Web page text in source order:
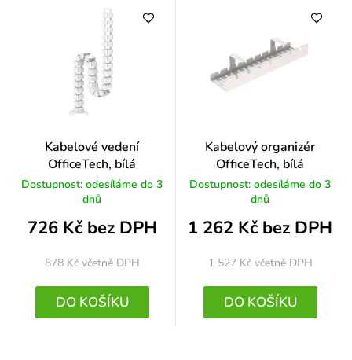
Kabelové vedení
OfficeTech, bílá
Dostupnost: odesíláme do 3
dnů
726 Kč bez DPH
878 Kč včetně DPH
DO KOŠÍKU
Kabelový organizér
OfficeTech, bílá
Dostupnost: odesíláme do 3
dnů
1 262 Kč bez DPH
1 527 Kč včetně DPH
DO KOŠÍKU